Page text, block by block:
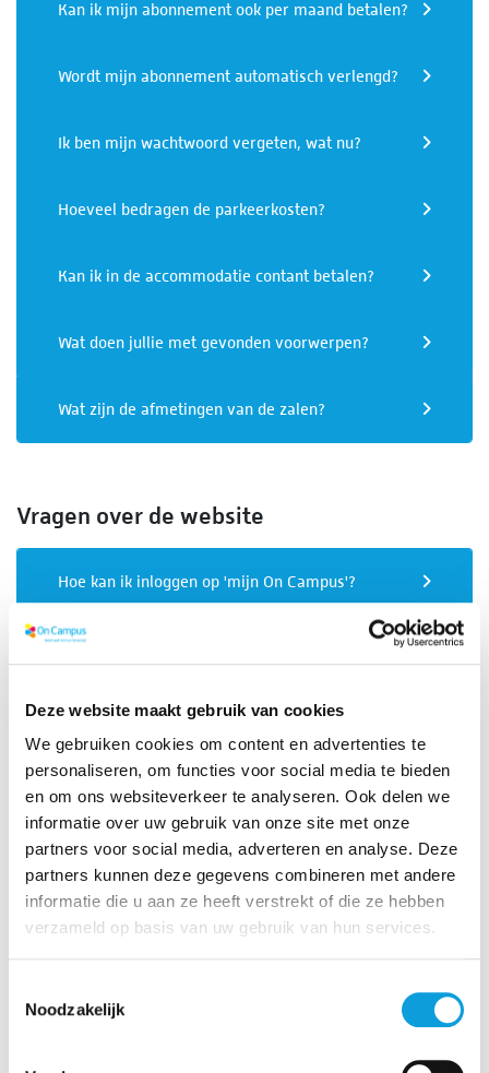
Deze website maakt gebruik van cookies
We gebruiken cookies om content en advertenties te
personaliseren, om functies voor social media te bieden
en om ons websiteverkeer te analyseren. Ook delen we
informatie over uw gebruik van onze site met onze
partners voor social media, adverteren en analyse. Deze
partners kunnen deze gegevens combineren met andere
informatie die u aan ze heeft verstrekt of die ze hebben
verzameld op basis van uw gebruik van hun services.
Noodzakelijk
Kan ik mijn abonnement ook per maand betalen?
Wordt mijn abonnement automatisch verlengd?
Ik ben mijn wachtwoord vergeten, wat nu?
Hoeveel bedragen de parkeerkosten?
Kan ik in de accommodatie contant betalen?
Wat doen jullie met gevonden voorwerpen?
Wat zijn de afmetingen van de zalen?
Vragen over de website
Hoe kan ik inloggen op 'mijn On Campus'?
Hoe reserveer ik voor activiteiten?
Krijg ik korting als student?
Kan ik mij ook via mobiel aanmelden?
Hoe weet ik of mijn les goed gereserveerd is?
Vragen over studentabonnementen